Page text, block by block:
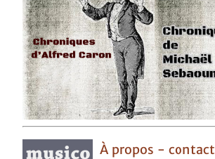
À propos - contact